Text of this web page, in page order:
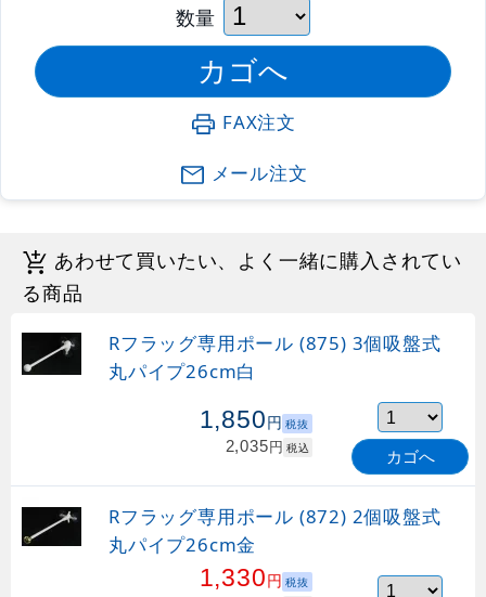
数量
FAX注文
メール注文
あわせて買いたい、よく一緒に購入されてい
る商品
Rフラッグ専用ポール (875) 3個吸盤式
丸パイプ26cm白
1,850円 税抜
2,035円 税込 カゴへ
Rフラッグ専用ポール (872) 2個吸盤式
丸パイプ26cm金
1,330円 税抜